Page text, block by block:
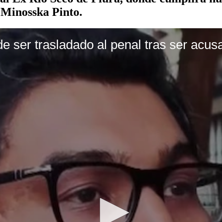
Pinto.
ser trasladado al penal tras ser